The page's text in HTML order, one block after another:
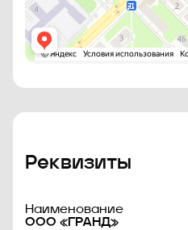
Реквизиты
Наименование
ООО «ГРАНД»